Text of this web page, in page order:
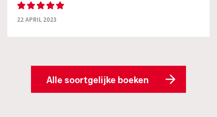
22 APRIL 2023
Alle soortgelijke boeken